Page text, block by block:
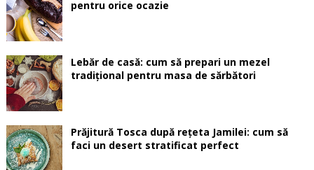
pentru orice ocazie
Lebăr de casă: cum să prepari un mezel
tradițional pentru masa de sărbători
Prăjitură Tosca după rețeta Jamilei: cum să
faci un desert stratificat perfect